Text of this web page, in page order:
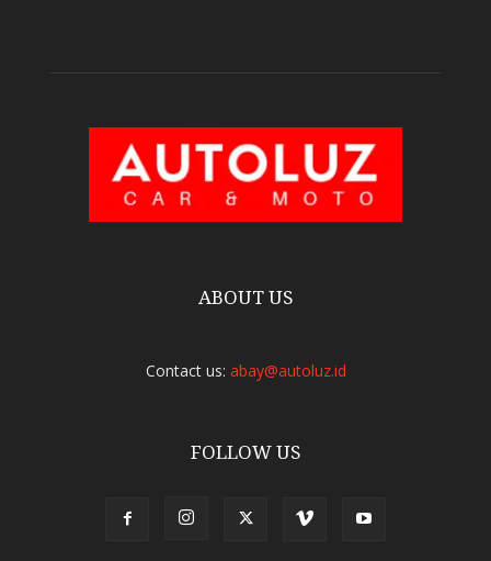
ABOUT US
Contact us: abay@autoluz.id
FOLLOW US